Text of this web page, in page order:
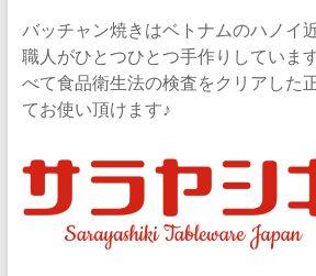
バッチャン焼きはベトナムのハノイ
職人がひとつひとつ手作りしていま
べて食品衛生法の検査をクリアした
てお使い頂けます♪